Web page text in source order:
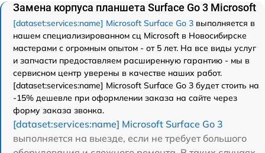
Замена корпуса планшета Surface Go 3 Microsoft
[dataset:services:name] Microsoft Surface Go 3 выполняется в
нашем специализированном сц Microsoft в Новосибирске
мастерами с огромным опытом - от 5 лет. На все виды услуг
и запчасти предоставляем расширенную гарантию - мы в
сервисном центр уверены в качестве наших работ.
[dataset:services:name] Microsoft Surface Go 3 будет стоить на
-15% дешевле при оформлении заказа на сайте через
форму заказа звонка.
[dataset:services:name] Microsoft Surface Go 3
выполняется на выезде, если не требует большого